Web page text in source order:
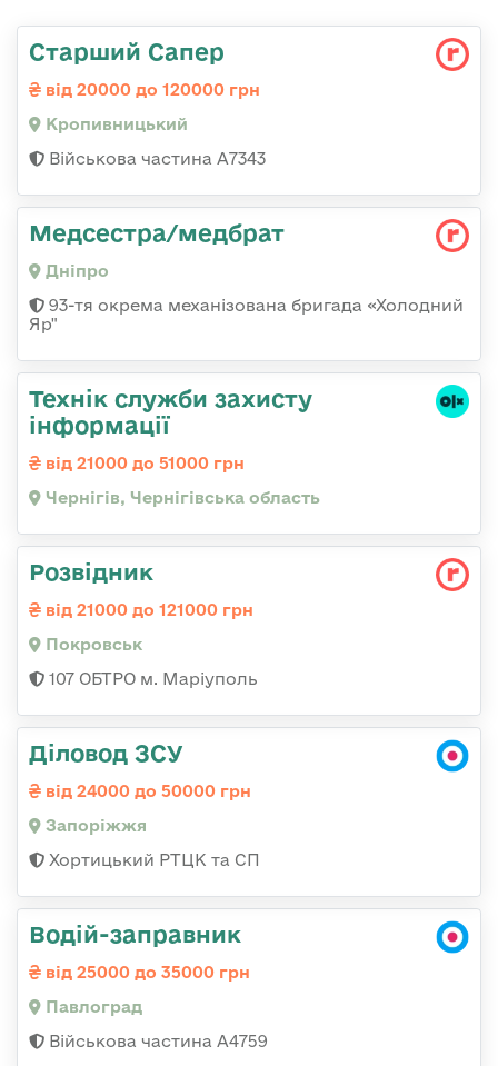
Старший Сапер
від 20000 до 120000 грн
Кропивницький
Військова частина А7343
Медсестра/медбрат
Дніпро
93-тя окрема механізована бригада «Холодний
Яр"
Технік служби захисту
інформації
від 21000 до 51000 грн
Чернігів, Чернігівська область
Розвідник
від 21000 до 121000 грн
Покровськ
107 ОБТРО м. Маріуполь
Діловод ЗСУ
від 24000 до 50000 грн
Запоріжжя
Хортицький РТЦК та СП
Водій-заправник
від 25000 до 35000 грн
Павлоград
Військова частина А4759